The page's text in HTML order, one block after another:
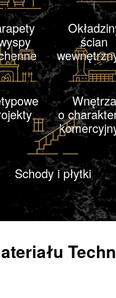
ścian
Wnętrza
o
Schody i płytki